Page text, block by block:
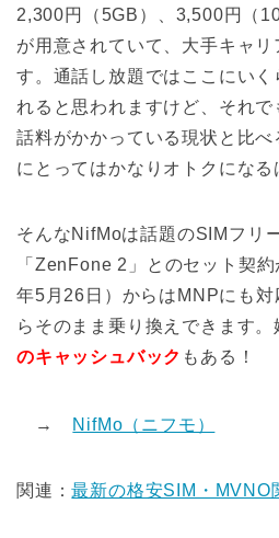
2,300円（5GB）、3,500円（
が用意されていて、大手キャ
す。通話し放題ではここにいく
れると思われますけど、それ
話料がかかっている現状と比べ
にとってはかなりオトクになる
そんなNifMoは話題のSIMフリ
「ZenFone 2」とのセット契
年5月26日）からはMNPにも
らそのまま乗り換えできます。
のキャッシュバック もある！
→ NifMo（ニフモ）
関連：最新の格安SIM・MVNO